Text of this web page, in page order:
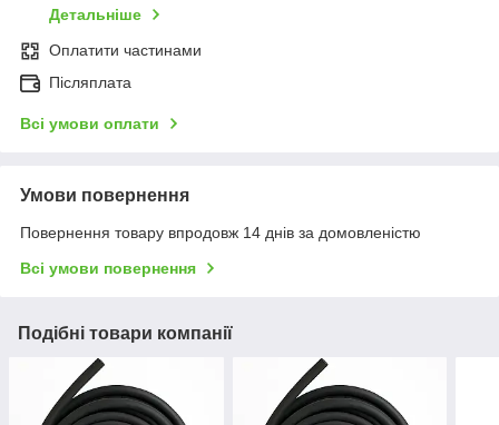
Детальніше
Оплатити частинами
Післяплата
Всі умови оплати
Умови повернення
Повернення товару впродовж 14 днів за домовленістю
Всі умови повернення
Подібні товари компанії